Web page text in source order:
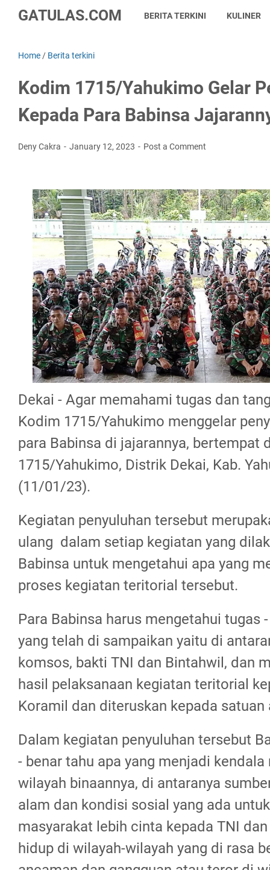
GATULAS.COM BERITA TERKINI KULINER
Home / Berita terkini
Kodim 1715/Yahukimo Gelar
Kepada Para Babinsa
Deny Cakra January 12, 2023 Post a Comment
Dekai - Agar memahami tugas dan
Kodim 1715/Yahukimo menggelar
para Babinsa di jajarannya, bertempat
1715/Yahukimo, Distrik Dekai, Kab.
(11/01/23).
Kegiatan penyuluhan tersebut
ulang dalam setiap kegiatan yang
Babinsa untuk mengetahui apa yang
proses kegiatan teritorial tersebut.
Para Babinsa harus mengetahui tugas
yang telah di sampaikan yaitu di
komsos, bakti TNI dan Bintahwil, dan
hasil pelaksanaan kegiatan teritorial
Koramil dan diteruskan kepada satuan
Dalam kegiatan penyuluhan tersebut
- benar tahu apa yang menjadi
wilayah binaannya, di antaranya
alam dan kondisi sosial yang ada
masyarakat lebih cinta kepada TNI
hidup di wilayah-wilayah yang di rasa